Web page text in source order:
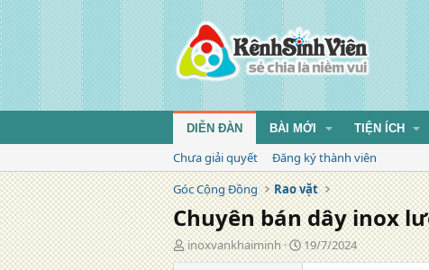
DIỄN ĐÀN BÀI MỚI TIỆN ÍCH
Chưa giải quyết
Đăng ký thành viên
Góc Cộng Đồng
Rao vặt
Chuyên bán dây inox
T
á
inoxvankhaiminh
N
g
19/7/2024